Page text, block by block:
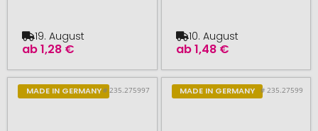
ab1,28 €
19. August
ab1,48 €
10. August
MADE IN GERMANY# 235.275997 MADE IN GERMANY # 235.27599